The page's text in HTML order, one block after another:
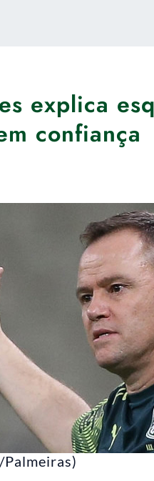
explica
confiança